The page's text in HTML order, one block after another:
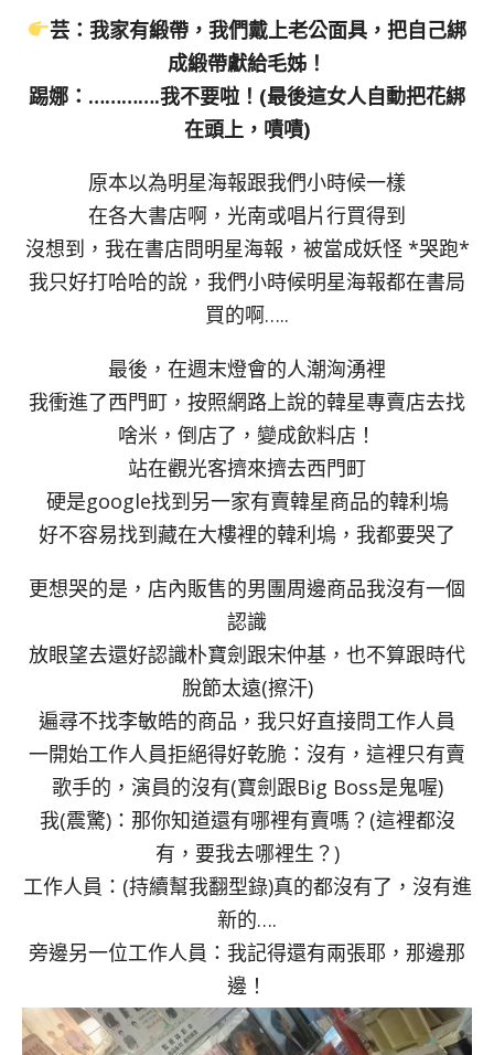
芸：我家有緞帶，我們戴上老公面具，把自己綁
成緞帶獻給毛姊！
踢娜：………….我不要啦！(最後這女人自動把花綁
在頭上，嘖嘖)
原本以為明星海報跟我們小時候一樣
在各大書店啊，光南或唱片行買得到
沒想到，我在書店問明星海報，被當成妖怪 *哭跑*
我只好打哈哈的說，我們小時候明星海報都在書局
買的啊…..
最後，在週末燈會的人潮洶湧裡
我衝進了西門町，按照網路上說的韓星專賣店去找
啥米，倒店了，變成飲料店！
站在觀光客擠來擠去西門町
硬是google找到另一家有賣韓星商品的韓利塢
好不容易找到藏在大樓裡的韓利塢，我都要哭了
更想哭的是，店內販售的男團周邊商品我沒有一個
認識
放眼望去還好認識朴寶劍跟宋仲基，也不算跟時代
脫節太遠(擦汗)
遍尋不找李敏皓的商品，我只好直接問工作人員
一開始工作人員拒絕得好乾脆：沒有，這裡只有賣
歌手的，演員的沒有(寶劍跟Big Boss是鬼喔)
我(震驚)：那你知道還有哪裡有賣嗎？(這裡都沒
有，要我去哪裡生？)
工作人員：(持續幫我翻型錄)真的都沒有了，沒有進
新的….
旁邊另一位工作人員：我記得還有兩張耶，那邊那
邊！